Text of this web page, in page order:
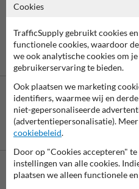
Neem contact op
Cookies
TrafficSupply gebruikt cookies
functionele cookies, waardoor
we ook analytische cookies om
gebruikerservaring te bieden.
Ook plaatsen we marketing
identifiers, waarmee wij en
niet-gepersonaliseerde
(advertentiepersonalisatie).
cookiebeleid.
Door op "Cookies accepteren"
instellingen van alle cookies.
plaatsen we alleen functionele